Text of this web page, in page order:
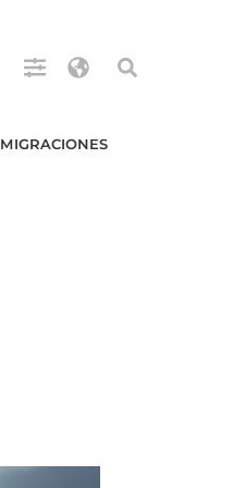
MIGRACIONES